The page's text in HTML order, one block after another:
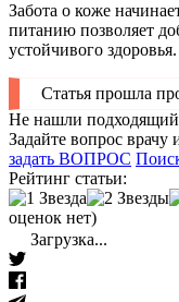
Забота о коже
питанию позволяет
устойчивого здоровья.
Статья прошла
Не нашли подходящий
Задайте вопрос врачу
задать ВОПРОС
Рейтинг статьи:
оценок нет)
Загрузка...